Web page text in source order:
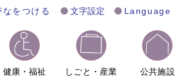
なをつける 文字設定 Language
健康・福祉 しごと・産業 公共施設